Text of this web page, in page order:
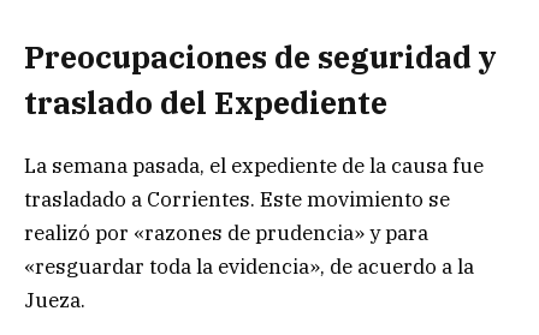
Preocupaciones de seguridad y
traslado del Expediente
La semana pasada, el expediente de la causa fue
trasladado a Corrientes. Este movimiento se
realizó por «razones de prudencia» y para
«resguardar toda la evidencia», de acuerdo a la
Jueza.